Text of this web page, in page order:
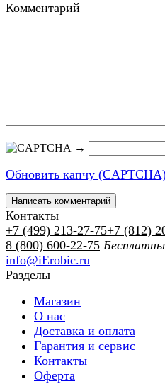
Комментарий
→
Обновить капчу
Контакты
+7 (499) 213-27-75+7 (812)
8 (800) 600-22-75
info@iErobic.ru
Разделы
Магазин
О нас
Доставка и оплата
Гарантия и сервис
Контакты
Оферта